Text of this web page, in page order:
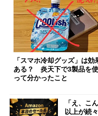
「スマホ冷却グッズ」は効
ある？ 炎天下で3製品を使
って分かったこと
「え、こ
以上が続